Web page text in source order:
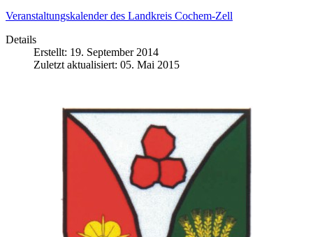
Veranstaltungskalender des Landkreis Cochem-Zell
Details
Erstellt: 19. September 2014
Zuletzt aktualisiert: 05. Mai 2015